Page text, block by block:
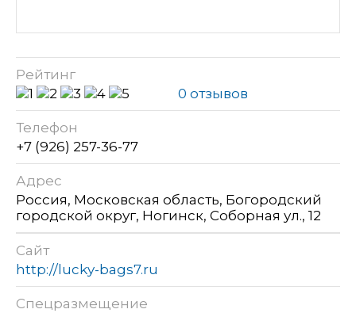
Рейтинг
0 отзывов
Телефон
+7 (926) 257-36-77
Адрес
Россия, Московская область, Богородский
городской округ, Ногинск, Соборная ул., 12
Сайт
http://lucky-bags7.ru
Спецразмещение